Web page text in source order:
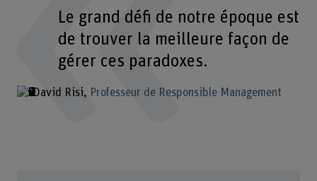
Le grand défi de notre époque est
de trouver la meilleure façon de
gérer ces paradoxes.
David Risi Professeur de Responsible Management